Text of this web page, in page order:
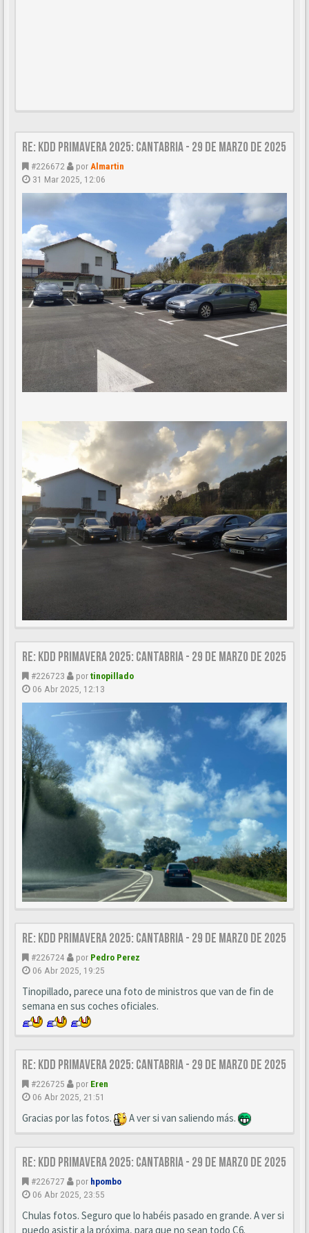
Re: KDD Primavera 2025: Cantabria - 29 de Marzo de 2025
#226672 por Almartin
31 Mar 2025, 12:06
Re: KDD Primavera 2025: Cantabria - 29 de Marzo de 2025
#226723 portinopillado
06 Abr 2025, 12:13
Re: KDD Primavera 2025: Cantabria - 29 de Marzo de 2025
#226724 por Pedro Perez
06 Abr 2025, 19:25
Tinopillado, parece una foto de ministros que van de fin de
semana en sus coches oficiales.
Re: KDD Primavera 2025: Cantabria - 29 de Marzo de 2025
#226725 por Eren
06 Abr 2025, 21:51
Gracias por las fotos. A ver si van saliendo más.
Re: KDD Primavera 2025: Cantabria - 29 de Marzo de 2025
#226727 por hpombo
06 Abr 2025, 23:55
Chulas fotos. Seguro que lo habéis pasado en grande. A ver si
puedo asistir a la próxima, para que no sean todo C6.